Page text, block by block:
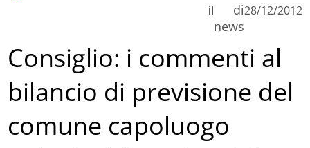
di
news
il 28/12/2012
Consiglio: i commenti al
bilancio di previsione del
comune capoluogo